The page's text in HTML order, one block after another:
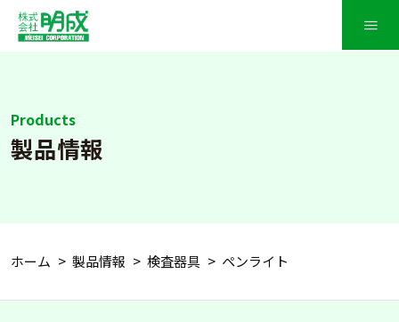
≡
Products
製品情報
ホーム 製品情報 検査器具 ペンライト